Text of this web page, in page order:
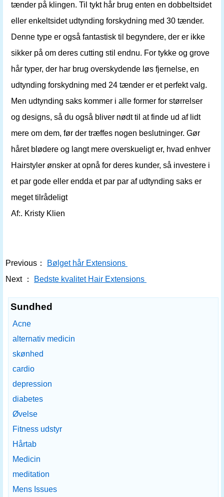
tænder på klingen. Til tykt hår brug enten en dobbeltsidet
eller enkeltsidet udtynding forskydning med 30 tænder.
Denne type er også fantastisk til begyndere, der er ikke
sikker på om deres cutting stil endnu. For tykke og grove
hår typer, der har brug overskydende løs fjernelse, en
udtynding forskydning med 24 tænder er et perfekt valg.
Men udtynding saks kommer i alle former for størrelser
og designs, så du også bliver nødt til at finde ud af lidt
mere om dem, før der træffes nogen beslutninger. Gør
håret blødere og langt mere overskueligt er, hvad enhver
Hairstyler ønsker at opnå for deres kunder, så investere i
et par gode eller endda et par par af udtynding saks er
meget tilrådeligt
Af:. Kristy Klien
Previous：
Bølget hår Extensions
Next ：
Bedste kvalitet Hair Extensions
Sundhed
Acne
alternativ medicin
skønhed
cardio
depression
diabetes
Øvelse
Fitness udstyr
Hårtab
Medicin
meditation
Mens Issues